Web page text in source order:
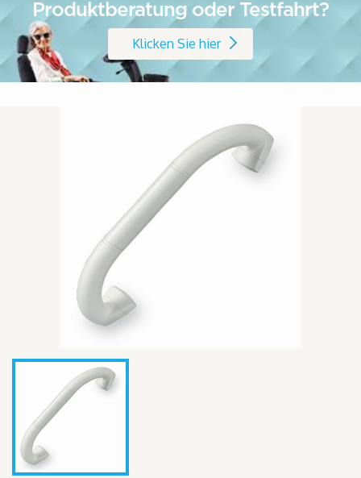
Produktberatung oder Testfahrt?
Klicken Sie hier